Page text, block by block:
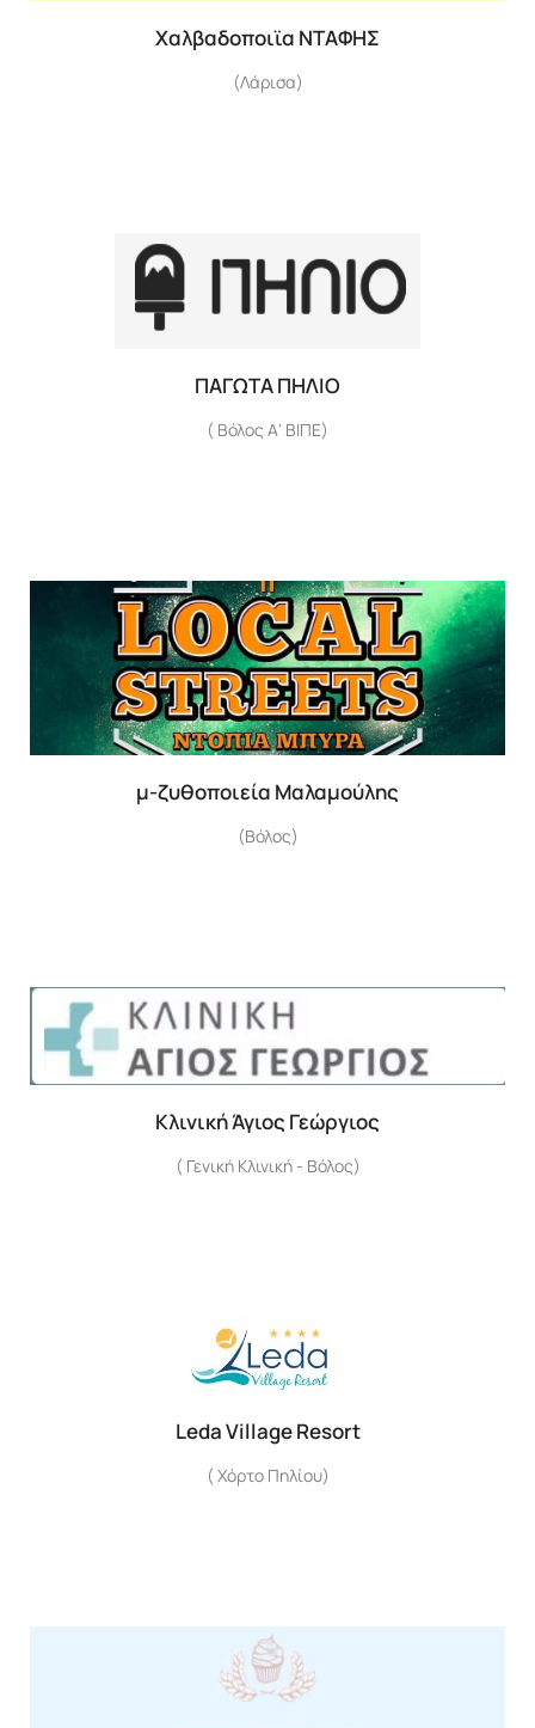
Χαλβαδοποιϊα ΝΤΑΦΗΣ
(Λάρισα)
ΠΑΓΩΤΑ ΠΗΛΙΟ
( Βόλος Α' ΒΙΠΕ)
μ-ζυθοποιεία Μαλαμούλης
(Βόλος)
Κλινική Άγιος Γεώργιος
( Γενική Κλινική - Βόλος)
Leda Village Resort
( Χόρτο Πηλίου)